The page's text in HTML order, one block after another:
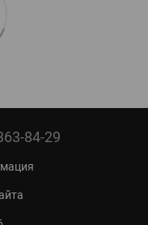
84-29